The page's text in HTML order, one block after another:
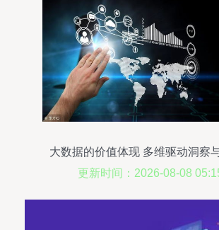
大数据的价值体现 多维驱动洞察
更新时间：2026-08-08